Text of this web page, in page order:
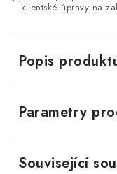
klientské úpravy na
Popis
Parametry
Související